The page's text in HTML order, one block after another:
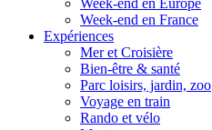
Week-end en Europe
Week-end en France
Expériences
Mer et Croisière
Bien-être & santé
Parc loisirs, jardin, zoo
Voyage en train
Rando et vélo